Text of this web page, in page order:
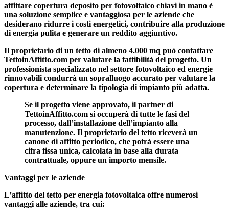
affittare copertura deposito per fotovoltaico chiavi in mano è
una soluzione semplice e vantaggiosa per le aziende che
desiderano ridurre i costi energetici, contribuire alla produzione
di energia pulita e generare un reddito aggiuntivo.
Il proprietario di un tetto di almeno 4.000 mq può contattare
TettoinAffitto.com per valutare la fattibilità del progetto. Un
professionista specializzato nel settore fotovoltaico ed energie
rinnovabili condurrà un sopralluogo accurato per valutare la
copertura e determinare la tipologia di impianto più adatta.
Se il progetto viene approvato, il partner di
TettoinAffitto.com si occuperà di tutte le fasi del
processo, dall’installazione dell’impianto alla
manutenzione. Il proprietario del tetto riceverà un
canone di affitto periodico, che potrà essere una
cifra fissa unica, calcolata in base alla durata
contrattuale, oppure un importo mensile.
Vantaggi per le aziende
L’affitto del tetto per energia fotovoltaica offre numerosi
vantaggi alle aziende, tra cui: